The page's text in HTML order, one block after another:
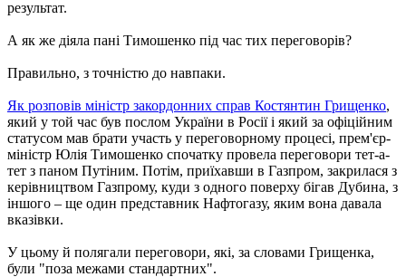
результат.
А як же діяла пані Тимошенко під час тих переговорів?
Правильно, з точністю до навпаки.
Як розповів міністр закордонних справ Костянтин Грищенко,
який у той час був послом України в Росії і який за офіційним
статусом мав брати участь у переговорному процесі, прем'єр-
міністр Юлія Тимошенко спочатку провела переговори тет-а-
тет з паном Путіним. Потім, приїхавши в Газпром, закрилася з
керівництвом Газпрому, куди з одного поверху бігав Дубина, з
іншого – ще один представник Нафтогазу, яким вона давала
вказівки.
У цьому й полягали переговори, які, за словами Грищенка,
були "поза межами стандартних".